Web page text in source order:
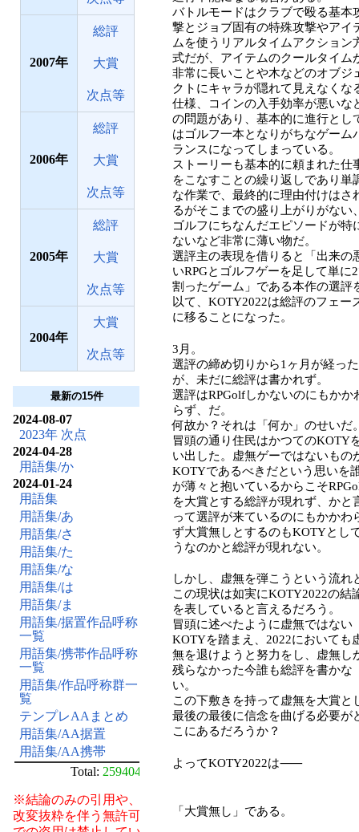
2007
総評
大賞
次点等
2006
総評
大賞
次点等
2005
総評
大賞
次点等
2004
大賞
次点等
最新の15件
2024-08-07
2023年 次点
2024-04-28
用語集/か
2024-01-24
用語集
用語集/あ
用語集/さ
用語集/た
用語集/な
用語集/は
用語集/ま
用語集/据置作品呼称
一覧
用語集/携帯作品呼称
一覧
用語集/作品呼称群一
覧
テンプレAAまとめ
用語集/AA据置
用語集/AA携帯
Total: 259404
※結論のみの引用や、
改変抜粋を伴う無許可
バトルモードはクラブで殴る基本
撃とジョブ固有の特殊攻撃やアイ
ムを使うリアルタイムアクション
式だが、アイテムのクールタイム
非常に長いことや木などのオブジ
クトにキャラが隠れて見えなくな
仕様、コインの入手効率が悪いな
の問題があり、基本的に進行とし
はゴルフ一本となりがちなゲーム
ランスになってしまっている。
ストーリーも基本的に頼まれた仕
をこなすことの繰り返しであり単
な作業で、最終的に理由付けはさ
るがそこまでの盛り上がりがない
ゴルフにちなんだエピソードが特
ないなど非常に薄い物だ。
選評主の表現を借りると「出来の
いRPGとゴルフゲーを足して単に
割ったゲーム」である本作の選評
以て、KOTY2022は総評のフェー
に移ることになった。
3月。
選評の締め切りから1ヶ月が経った
が、未だに総評は書かれず。
選評はRPGolfしかないのにもかか
らず、だ。
何故か？それは「何か」のせいだ
冒頭の通り住民はかつてのKOTY
い出した。虚無ゲーではないもの
KOTYであるべきだという思いを
が薄々と抱いているからこそ
を大賞とする総評が現れず、かと
って選評が来ているのにもかかわ
ず大賞無しとするのもKOTYとし
うなのかと総評が現れない。
しかし、虚無を弾こうという流れ
この現状は如実にKOTY2022の結
を表していると言えるだろう。
冒頭に述べたように虚無ではない
KOTYを踏まえ、2022においても
無を退けようと努力をし、虚無し
残らなかった今誰も総評を書かな
い。
この下敷きを持って虚無を大賞と
最後の最後に信念を曲げる必要が
こにあるだろうか？
よってKOTY2022は⸺
「大賞無し」である。